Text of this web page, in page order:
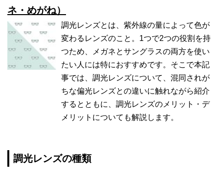
ネ・めがね）
調光レンズとは、紫外線の量によって色が
変わるレンズのこと。1つで2つの役割を持
つため、メガネとサングラスの両方を使い
たい人には特におすすめです。そこで本記
事では、調光レンズについて、混同されが
ちな偏光レンズとの違いに触れながら紹介
するとともに、調光レンズのメリット・デ
メリットについても解説します。
調光レンズの種類